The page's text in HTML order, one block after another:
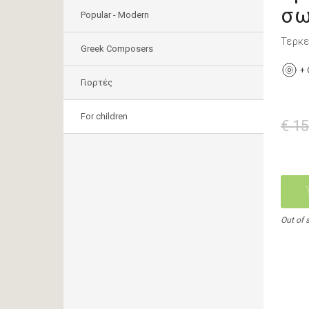
Popular - Modern
Greek Composers
Γιορτές
For children
+
€
Out of